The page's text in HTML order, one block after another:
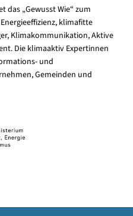
„Gewusst Wie“ zum
klimafitte
Klimakommunikation, Aktive
Die klimaaktiv Expertinnen
und
Gemeinden und